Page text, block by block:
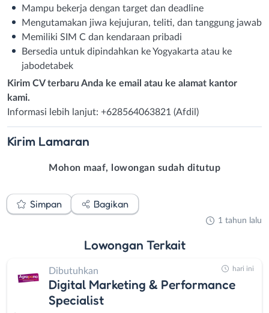
Mampu bekerja dengan target dan deadline
Mengutamakan jiwa kejujuran, teliti, dan tanggung jawab
Memiliki SIM C dan kendaraan pribadi
Bersedia untuk dipindahkan ke Yogyakarta atau ke
jabodetabek
Kirim CV terbaru Anda ke email atau ke alamat kantor
kami.
Informasi lebih lanjut: +628564063821 (Afdil)
Kirim Lamaran
Mohon maaf, lowongan sudah ditutup
Simpan Bagikan
1 tahun lalu
Lowongan Terkait
Dibutuhkan
Digital Marketing & Performance
Specialist
hari ini